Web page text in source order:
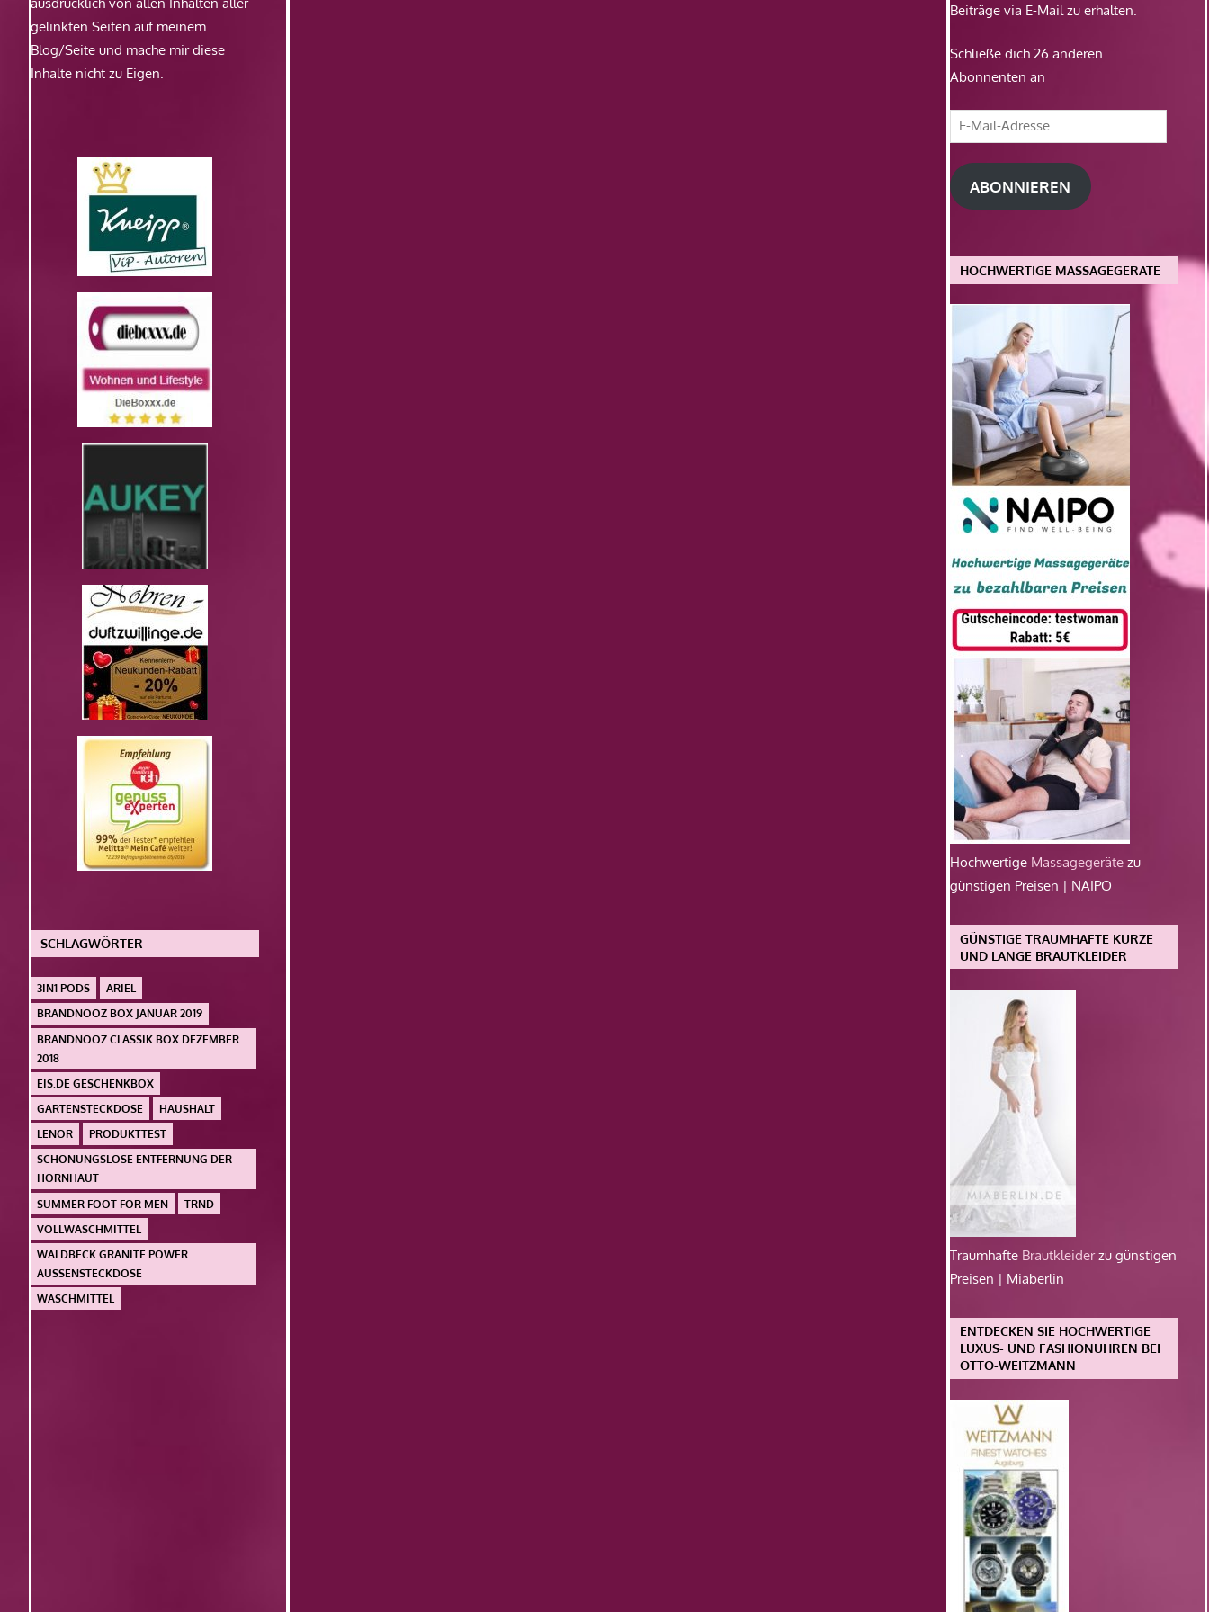
gelinkten Seiten auf meinem
Blog/Seite und mache mir diese
Inhalte nicht zu Eigen.
SCHLAGWÖRTER
3IN1 PODS
ARIEL
BRANDNOOZ BOX JANUAR 2019
BRANDNOOZ CLASSIK BOX DEZEMBER
2018
EIS.DE GESCHENKBOX
GARTENSTECKDOSE
HAUSHALT
LENOR
PRODUKTTEST
SCHONUNGSLOSE ENTFERNUNG DER
HORNHAUT
SUMMER FOOT FOR MEN
TRND
VOLLWASCHMITTEL
WALDBECK GRANITE POWER.
AUSSENSTECKDOSE
WASCHMITTEL
Beiträge via E-Mail zu erhalten.
Schließe dich 26 anderen
Abonnenten an
E-
Mail-
Adresse
ABONNIEREN
HOCHWERTIGE MASSAGEGERÄTE
Hochwertige Massagegeräte zu
günstigen Preisen | NAIPO
GÜNSTIGE TRAUMHAFTE KURZE
UND LANGE BRAUTKLEIDER
Traumhafte Brautkleiderzu günstigen
Preisen | Miaberlin
ENTDECKEN SIE HOCHWERTIGE
LUXUS- UND FASHIONUHREN BEI
OTTO-WEITZMANN